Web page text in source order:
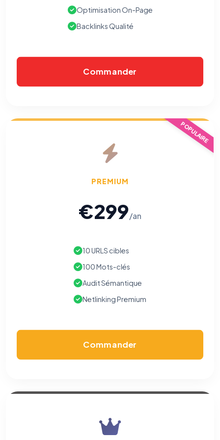
Optimisation On-Page
Backlinks Qualité
Commander
POPULAIRE
PREMIUM
€299/an
10 URLS cibles
100 Mots-clés
Audit Sémantique
Netlinking Premium
Commander